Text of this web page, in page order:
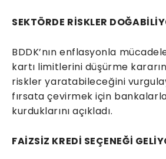
SEKTÖRDE RİSKLER
BDDK’nın enflasyonla
kartı limitlerini düşürme
riskler yaratabileceğini
fırsata çevirmek için
kurduklarını açıkladı.
FAİZSİZ KREDİ SEÇENEĞİ